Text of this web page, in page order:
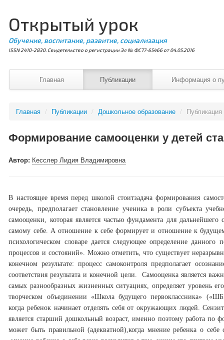
Открытый урок
Обучение, воспитание, развитие, социализация
ISSN 2410-2830. Свидетельство о регистрации Эл № ФС77-65466 от 04.05.2016
Главная Публикации Информация о
Главная / Публикации / Дошкольное образование /
Формирование самооценки у детей
Автор: Кесслер Лидия Владимировна
В настоящее время перед школой стоитзадача формирования
очередь, предполагает становление ученика в роли субъекта
самооценки, которая является частью фундамента для дальнейшего
самому себе. А отношение к себе формирует и отношение к
психологическом словаре дается следующее определение
процессов и состояний». Можно отметить, что существует
конечном результате: процесс самоконтроля предполагает
соответствия результата и конечной цели.Самооценка является
самых разнообразных жиз­ненных ситуациях, определяет уро­вень
творческом объединении «Школа будущего первоклассника»
когда ребенок начинает отделять себя от окружающих людей.
является старший дошкольный возраст, именно поэтому работа
может быть правильной (адекватной),когда мнение ребенка о